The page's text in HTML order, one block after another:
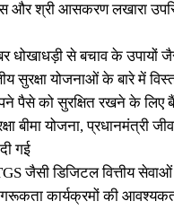
और श्री आसकरण लखारा
धोखाधड़ी से बचाव के
सुरक्षा योजनाओं के बारे में
पैसे को सुरक्षित रखने के
बीमा योजना, प्रधानमंत्री
गई
जैसी डिजिटल वित्तीय
कार्यक्रमों की